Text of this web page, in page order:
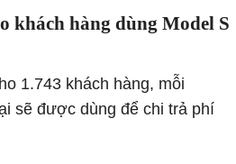
khách hàng dùng Model S
1.743 khách hàng, mỗi
sẽ được dùng để chi trả phí